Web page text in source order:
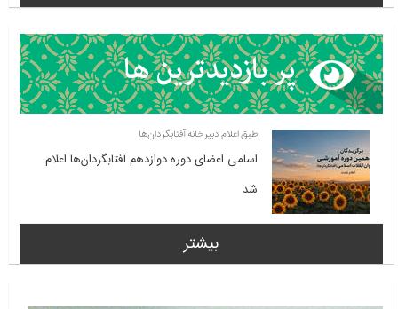
طبق اعلام دبیرخانه آفتابگردان‌ها
اسامی اعضای دوره دوازدهم آفتابگردان‌ها اعلام
شد
بیشتر